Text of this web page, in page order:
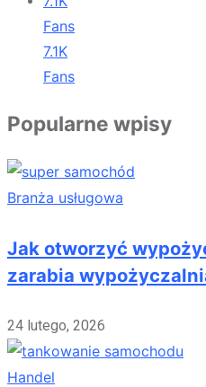
Fans
7.1K
Fans
Popularne wpisy
Branża usługowa
Jak otworzyć
zarabia
24 lutego, 2026
Handel